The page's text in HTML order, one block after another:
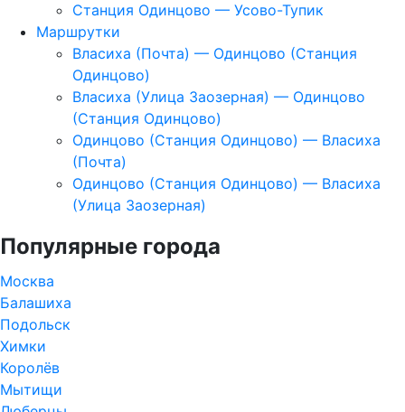
Станция Одинцово — Усово-Тупик
Маршрутки
Власиха (Почта) — Одинцово (Станция
Одинцово)
Власиха (Улица Заозерная) — Одинцово
(Станция Одинцово)
Одинцово (Станция Одинцово) — Власиха
(Почта)
Одинцово (Станция Одинцово) — Власиха
(Улица Заозерная)
Популярные города
Москва
Балашиха
Подольск
Химки
Королёв
Мытищи